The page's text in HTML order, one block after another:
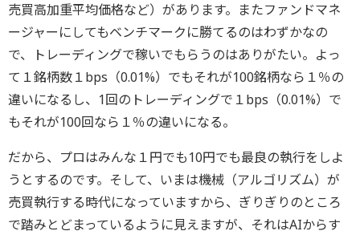
売買高加重平均価格など）があります。またファンドマネ
ージャーにしてもベンチマークに勝てるのはわずかなの
で、トレーディングで稼いでもらうのはありがたい。よっ
て１銘柄数１bps（0.01%）でもそれが100銘柄なら１％の
違いになるし、1回のトレーディングで１bps（0.01%）で
もそれが100回なら１％の違いになる。
だから、プロはみんな１円でも10円でも最良の執行をしよ
うとするのです。そして、いまは機械（アルゴリズム）が
売買執行する時代になっていますから、ぎりぎりのところ
で踏みとどまっているように見えますが、それはAIからす